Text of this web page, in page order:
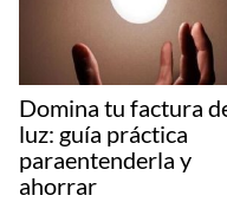
Domina tu factura
luz: guía práctica
paraentenderla y
ahorrar